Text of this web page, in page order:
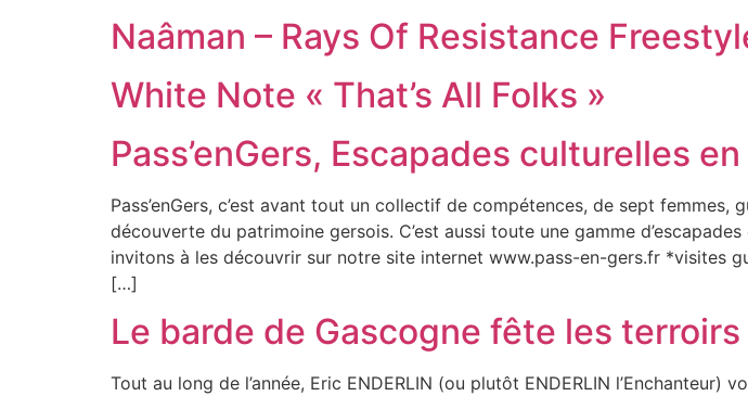
Naâman – Rays Of Resistance
White Note « That’s All Folks »
Pass’enGers, Escapades culturelles
Pass’enGers, c’est avant tout un collectif de compétences, de sept
découverte du patrimoine gersois. C’est aussi toute une gamme
invitons à les découvrir sur notre site internet www.pass-en-gers.fr *visites
[…]
Le barde de Gascogne fête les
Tout au long de l’année, Eric ENDERLIN (ou plutôt ENDERLIN